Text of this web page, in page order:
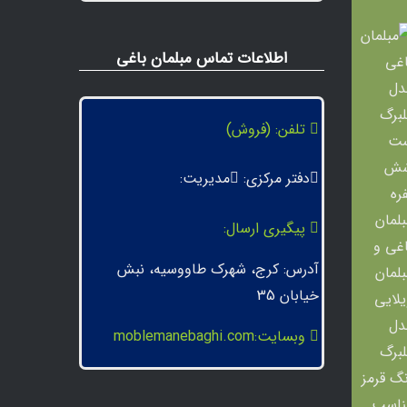
اطلاعات تماس مبلمان باغی
تلفن: (فروش)
دفتر مرکزی: مدیریت:
پیگیری ارسال:
آدرس: کرج، شهرک طاووسیه، نبش
خیابان 35
وبسایت:moblemanebaghi.com